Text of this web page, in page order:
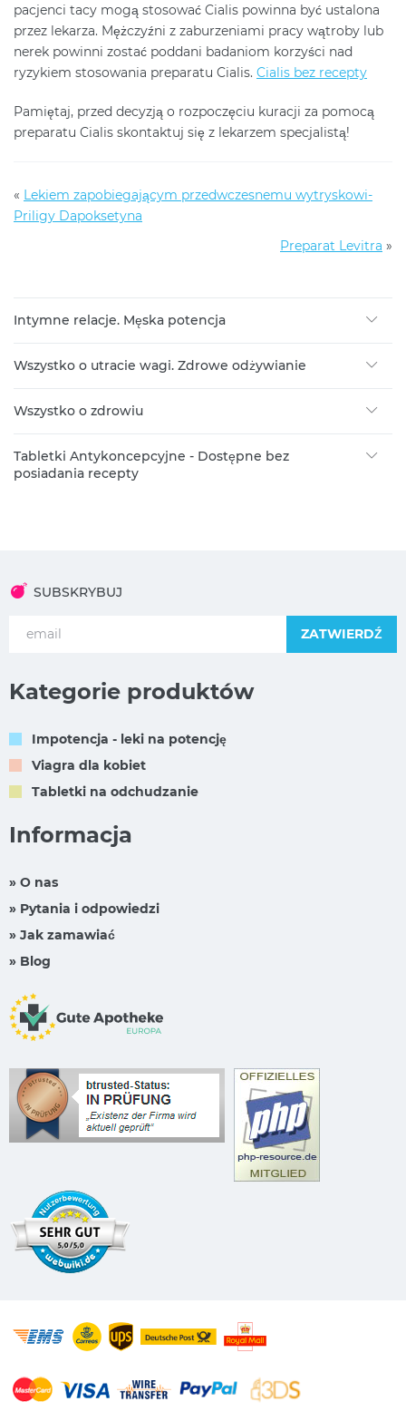
pacjenci tacy mogą stosować Cialis powinna być ustalona
przez lekarza. Mężczyźni z zaburzeniami pracy wątroby lub
nerek powinni zostać poddani badaniom korzyści nad
ryzykiem stosowania preparatu Cialis. Cialis bez recepty
Pamiętaj, przed decyzją o rozpoczęciu kuracji za pomocą
preparatu Cialis skontaktuj się z lekarzem specjalistą!
« Lekiem zapobiegającym przedwczesnemu wytryskowi-
Priligy Dapoksetyna
Preparat Levitra »
Intymne relacje. Męska potencja
Wszystko o utracie wagi. Zdrowe odżywianie
Wszystko o zdrowiu
Tabletki Antykoncepcyjne - Dostępne bez
posiadania recepty
SUBSKRYBUJ
ZATWIERDŹ
Kategorie produktów
Impotencja - leki na potencję
Viagra dla kobiet
Tabletki na odchudzanie
Informacja
» O nas
» Pytania i odpowiedzi
» Jak zamawiać
» Blog